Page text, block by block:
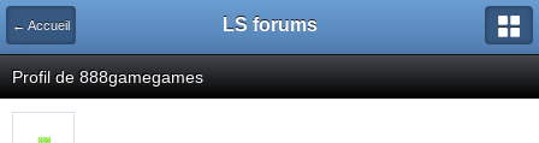
← Accueil LS forums
Profil de 888gamegames